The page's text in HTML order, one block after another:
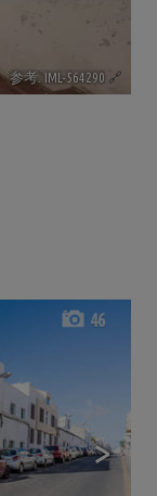
参考. IML-564290 🔗
>
46